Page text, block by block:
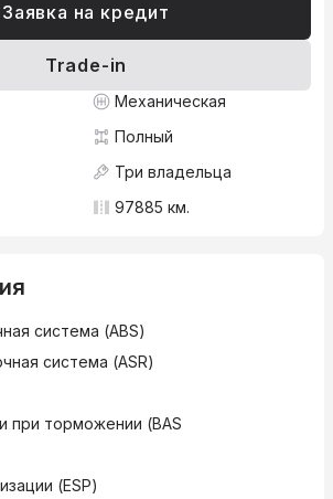
Заявка на кредит
Trade-in
Механическая
Полный
Три владельца
97885 км.
система (ABS)
система (ASR)
при торможении (BAS
(ESP)